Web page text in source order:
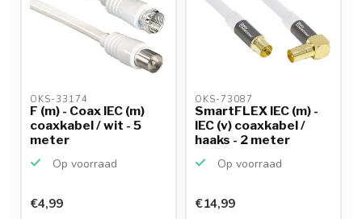
OKS-33174
F (m) - Coax IEC (m)
coaxkabel / wit - 5
meter
Op voorraad
€4,99
OKS-73087
SmartFLEX IEC (m) -
IEC (v) coaxkabel /
haaks - 2 meter
Op voorraad
€14,99